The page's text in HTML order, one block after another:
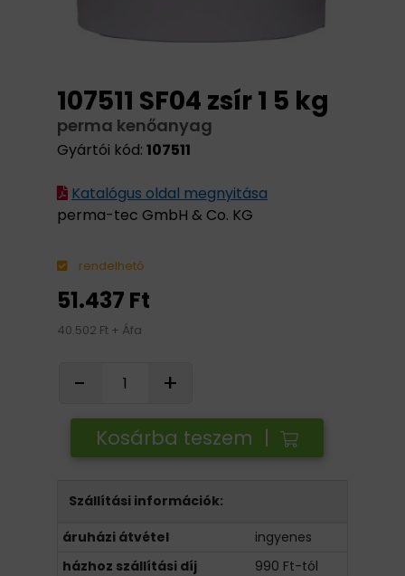
107511 SF04 zsír 1 5 kg
perma kenőanyag
Gyártói kód: 107511
Katalógus oldal megnyitása
perma-tec GmbH & Co. KG
rendelhető
51.437 Ft
40.502 Ft + Áfa
- +
Kosárba teszem |
Szállítási információk:
áruházi átvétel
ingyenes
házhoz szállítási díj
990 Ft-tól